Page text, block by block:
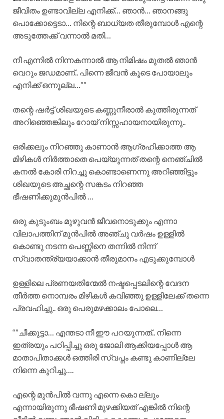
ജീവിതം ഉണ്ടാവില്ല എനിക്ക്… ഞാൻ… ഞാനങ്ങു
പൊക്കോട്ടെടാ… നിന്റെ ബാധ്യത തീരുമ്പോൾ എന്റെ
അടുത്തേക്ക് വന്നാൽ മതി…
നീ എന്നിൽ നിന്നകന്നാൽ ആ നിമിഷം മുതൽ ഞാൻ
വെറും ജഡമാണ്.. പിന്നെ ജീവൻ കൂടെ പോയാലും
എനിക്ക് ഒന്നൂല്ല…””
തന്റെ ഷർട്ട്‌ ശിഖയുടെ കണ്ണുനീരാൽ കുത്തിരുന്നത്
അറിഞ്ഞെങ്കിലും റോയ് നിസ്സഹായനായിരുന്നു..
ഒരിക്കലും നിറഞ്ഞു കാണാൻ ആഗ്രഹിക്കാത്ത ആ
മിഴികൾ നിർത്താതെ പെയ്യുന്നത് തന്റെ നെഞ്ചിൽ
കനൽ കോരി നിറച്ചു കൊണ്ടാണെന്നു അറിഞ്ഞിട്ടും
ശിഖയുടെ അച്ഛന്റെ സങ്കടം നിറഞ്ഞ
ഭീഷണിക്കുമുൻപിൽ …
ഒരു കുടുംബം മുഴുവൻ ജീവനൊടുക്കും എന്നാ
വിലാപത്തിന് മുൻപിൽ അഞ്ചു വർഷം ഉള്ളിൽ
കൊണ്ടു നടന്ന പെണ്ണിനെ തന്നിൽ നിന്ന്
സ്വാതന്ത്ര്യയാക്കാൻ തീരുമാനം എടുക്കുമ്പോൾ
ഉള്ളിലെ പ്രണയതിന്മേൽ നഷ്ടപ്പെടലിന്റെ വേദന
തീർത്ത നൊമ്പരം മിഴികൾ കവിഞ്ഞു ഉള്ളിലേക്ക് തന്നെ
പ്രവഹിച്ചു.. ഒരു പെരുമഴക്കാലം പോലെ…
“”ചീക്കുട്ടാ… എന്തടാ നീ ഈ പറയുന്നത്.. നിന്നെ
ഇത്രയും പഠിപ്പിച്ചു ഒരു ജോലി ആക്കിയപ്പോൾ ആ
മാതാപിതാക്കൾ ഒത്തിരി സ്വപ്നം കണ്ടു കാണില്ലേ
നിന്നെ കുറിച്ചു….
എന്റെ മുൻപിൽ വന്നു എന്നെ കൊ ല്ലും
എന്നായിരുന്നു ഭീഷണി മുഴക്കിയത് എങ്കിൽ നിന്റെ